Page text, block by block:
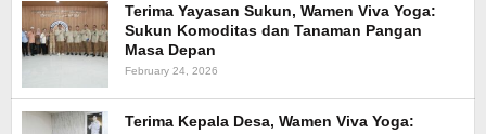
Terima Yayasan Sukun, Wamen Viva Yoga:
Sukun Komoditas dan Tanaman Pangan
Masa Depan
February 24, 2026
Terima Kepala Desa, Wamen Viva Yoga: